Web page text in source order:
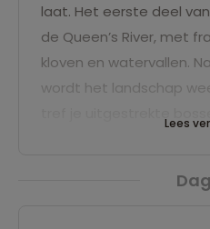
laat. Het eerste deel
de Queen’s River, met
kloven en watervallen.
wordt het landschap
warmwaterbron. In de
Lees